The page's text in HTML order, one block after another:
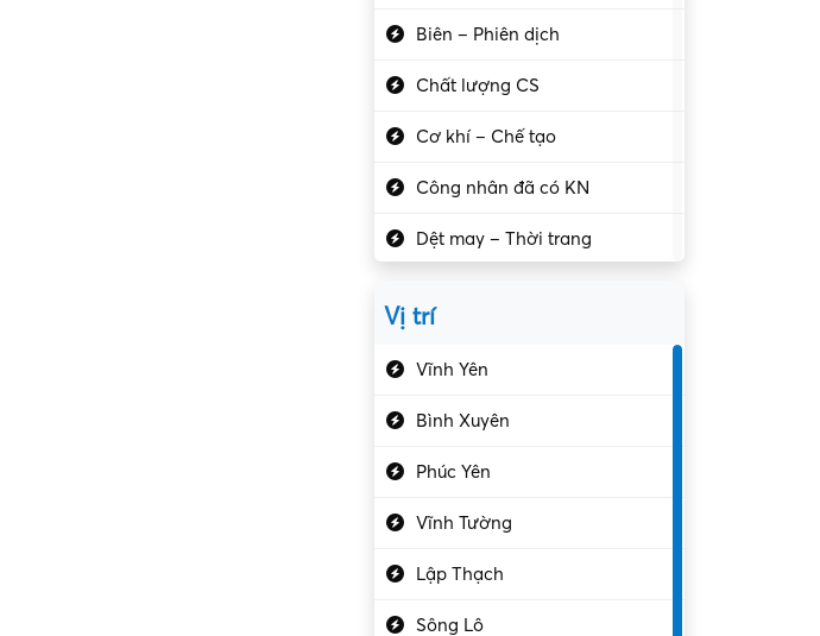
Biên – Phiên dịch
Chất lượng CS
Cơ khí – Chế tạo
Công nhân đã có KN
Dệt may – Thời trang
Vị trí
Vĩnh Yên
Bình Xuyên
Phúc Yên
Vĩnh Tường
Lập Thạch
Sông Lô